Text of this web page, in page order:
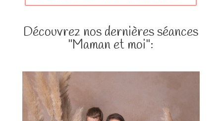
Découvrez nos dernières séances
"Maman et moi":